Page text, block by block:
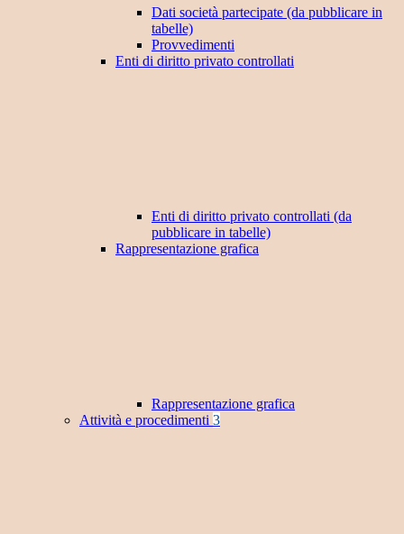
Dati società partecipate (da pubblicare in
tabelle)
Provvedimenti
Enti di diritto privato controllati
Enti di diritto privato controllati (da
pubblicare in tabelle)
Rappresentazione grafica
Rappresentazione grafica
Attività e procedimenti 3